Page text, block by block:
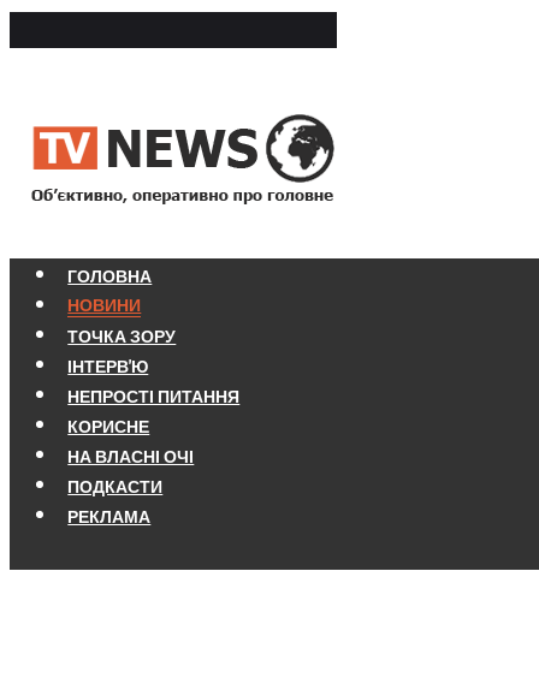
ГОЛОВНА
НОВИНИ
ТОЧКА ЗОРУ
ІНТЕРВ'Ю
НЕПРОСТІ ПИТАННЯ
КОРИСНЕ
НА ВЛАСНІ ОЧІ
ПОДКАСТИ
РЕКЛАМА